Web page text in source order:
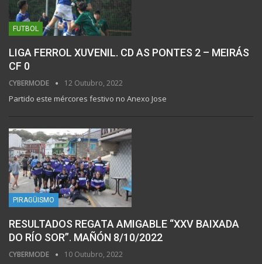
FUTBOL
LIGA FERROL XUVENIL. CD AS PONTES 2 – MEIRÁS
CF 0
CYBERMODE 12 Outubro, 2022
Partido este mércores festivo no Anexo Jose
PIRAGÜISMO
RESULTADOS REGATA AMIGABLE “XXV BAIXADA
DO RÍO SOR”. MAÑÓN 8/10/2022
CYBERMODE 10 Outubro, 2022